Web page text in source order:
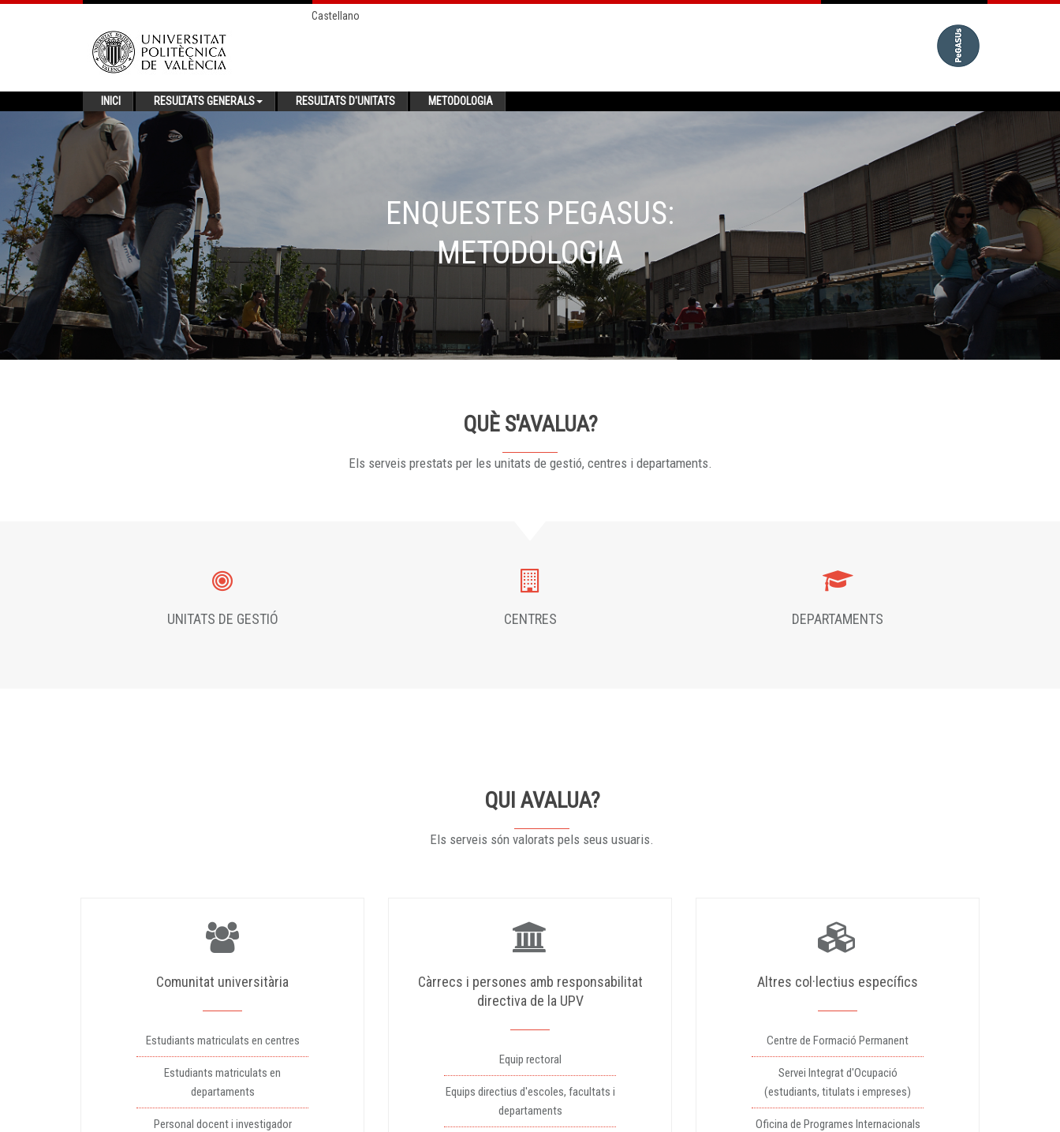
Castellano
INICI RESULTATS GENERALS RESULTATS D'UNITATS METODOLOGIA
ENQUESTES PEGASUS:
METODOLOGIA
QUÈ S'AVALUA?
Els serveis prestats per les unitats de gestió, centres i departaments.
UNITATS DE GESTIÓ CENTRES DEPARTAMENTS
QUI AVALUA?
Els serveis són valorats pels seus usuaris.
Comunitat universitària
Estudiants matriculats en centres
Estudiants matriculats en
departaments
Personal docent i investigador
Càrrecs i persones amb responsabilitat
directiva de la UPV
Equip rectoral
Equips directius d'escoles, facultats i
departaments
Altres col·lectius específics
Centre de Formació Permanent
Servei Integrat d'Ocupació
(estudiants, titulats i empreses)
Oficina de Programes Internacionals